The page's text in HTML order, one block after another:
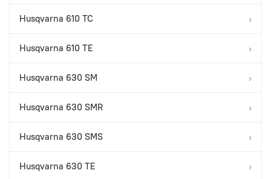
Husqvarna 610 TC ›
Husqvarna 610 TE ›
Husqvarna 630 SM ›
Husqvarna 630 SMR ›
Husqvarna 630 SMS ›
Husqvarna 630 TE ›